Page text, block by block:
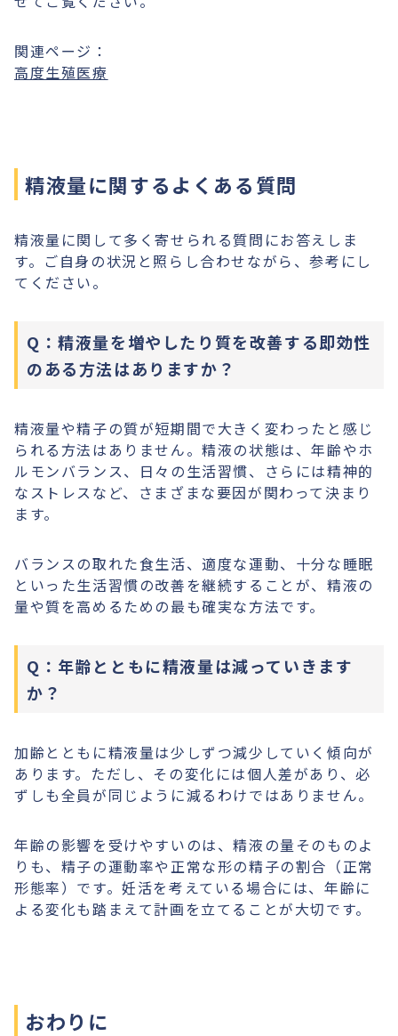
関連ページ：
高度生殖医療
精液量に関するよくある質問
精液量に関して多く寄せられる質問にお答えしま
す。ご自身の状況と照らし合わせながら、参考にし
てください。
Q：精液量を増やしたり質を改善する即効性
のある方法はありますか？
精液量や精子の質が短期間で大きく変わったと感じ
られる方法はありません。精液の状態は、年齢やホ
ルモンバランス、日々の生活習慣、さらには精神的
なストレスなど、さまざまな要因が関わって決まり
ます。
バランスの取れた食生活、適度な運動、十分な睡眠
といった生活習慣の改善を継続することが、精液の
量や質を高めるための最も確実な方法です。
Q：年齢とともに精液量は減っていきます
か？
加齢とともに精液量は少しずつ減少していく傾向が
あります。ただし、その変化には個人差があり、必
ずしも全員が同じように減るわけではありません。
年齢の影響を受けやすいのは、精液の量そのものよ
りも、精子の運動率や正常な形の精子の割合（正常
形態率）です。妊活を考えている場合には、年齢に
よる変化も踏まえて計画を立てることが大切です。
おわりに